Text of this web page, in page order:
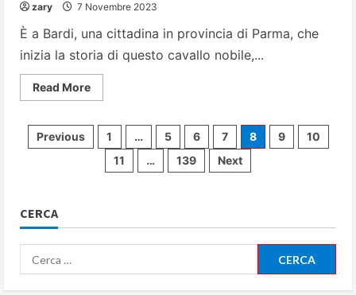
zary 7 Novembre 2023
È a Bardi, una cittadina in provincia di Parma, che
inizia la storia di questo cavallo nobile,...
Read MoreRead
more
Bardigiano:
cavallo
forte,
sicuro
orgoglio
per
Paese
Paginazione
articoli
Previous 1 … 5 6 7 8 9
10
11
… 139 Next
CERCA
Ricerca
per: